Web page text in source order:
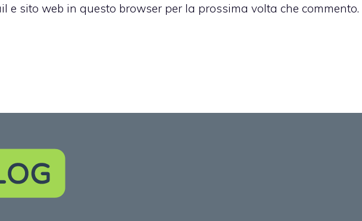
e sito web in questo browser per la prossima volta che commento.